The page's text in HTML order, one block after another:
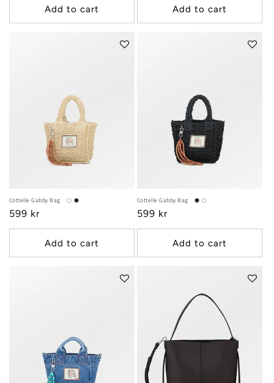
Add to cart Add to cart
Cottelle Gabby Bag
Regular
price
599 kr
Add to cart
Cottelle Gabby Bag
Regular
price
599 kr
Add to cart